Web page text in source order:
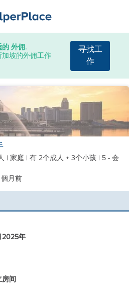
外佣.
坡的外佣工作
寻找工
作
| 家庭 | 有 2个成人 + 3个小孩 | 5 - 会
個月前
2025年
间